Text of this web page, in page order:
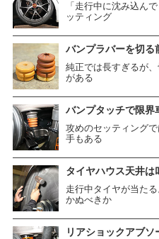
「走行中に沈み込ん
ッティング
バンプラバーを切る
純正では長すぎるが
がある
バンプタッチで限界
攻めのセッティング
手もある
タイヤハウス天井は
走行中タイヤが当た
かぬべきか
リアショックアブソ